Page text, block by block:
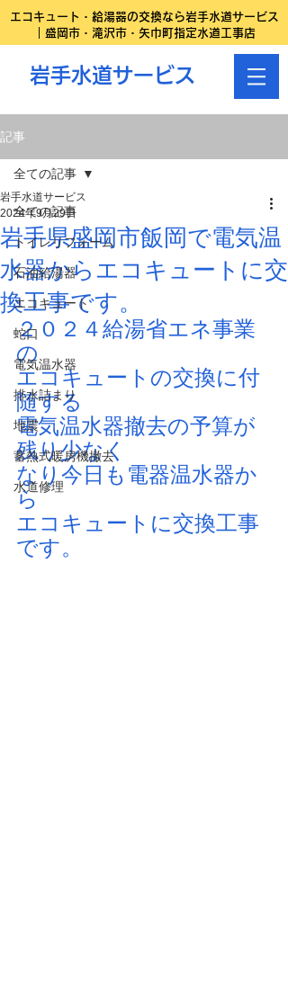
エコキュート・給湯器の交換なら岩手水道サービス
｜盛岡市・滝沢市・矢巾町指定水道工事店
岩手水道サービス
記事
全ての記事
トイレリフォーム
石油給湯器
エコキュート
蛇口
電気温水器
排水詰まり
地震
蓄熱式暖房機撤去
水道修理
全ての記事
岩手県盛岡市飯岡で電気温
水器からエコキュートに交
換工事です。
岩手水道サービス
2024年9月29日
２０２４給湯省エネ事業
の
エコキュートの交換に付
随する
電気温水器撤去の予算が
残り少なく
なり今日も電器温水器か
ら
エコキュートに交換工事
です。